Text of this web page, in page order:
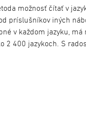
možnosť čítať v
príslušníkov iných
v každom jazyku,
2 400 jazykoch. S
kniha stať pravým
do ktorej si jednotliví